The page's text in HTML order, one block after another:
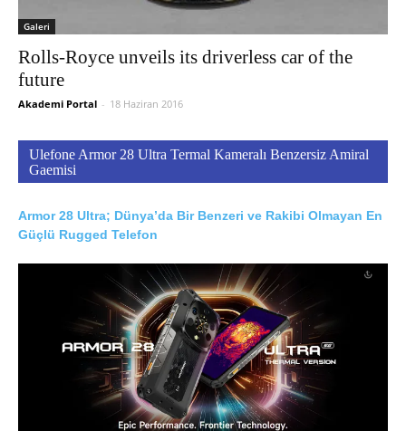
Galeri
Rolls-Royce unveils its driverless car of the
future
Akademi Portal - 18 Haziran 2016
Ulefone Armor 28 Ultra Termal Kameralı Benzersiz Amiral
Gaemisi
Armor 28 Ultra; Dünya’da Bir Benzeri ve Rakibi Olmayan En
Güçlü Rugged Telefon